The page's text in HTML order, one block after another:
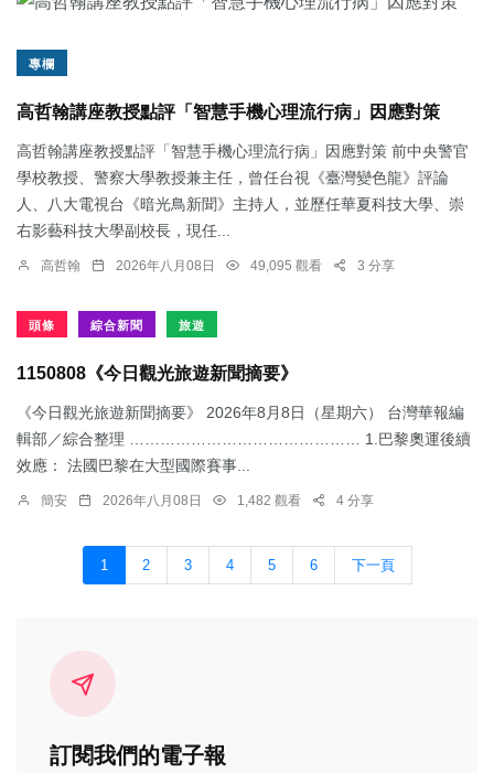
專欄
高哲翰講座教授點評「智慧手機心理流行病」因應對策
高哲翰講座教授點評「智慧手機心理流行病」因應對策 前中央警官
學校教授、警察大學教授兼主任，曾任台視《臺灣變色龍》評論
人、八大電視台《暗光鳥新聞》主持人，並歷任華夏科技大學、崇
右影藝科技大學副校長，現任...
高哲翰 2026年八月08日 49,095 觀看 3 分享
頭條 綜合新聞 旅遊
1150808《今日觀光旅遊新聞摘要》
《今日觀光旅遊新聞摘要》 2026年8月8日（星期六） 台灣華報編
輯部／綜合整理 ……………………………………… 1.​巴黎奧運後續
效應： 法國巴黎在大型國際賽事...
簡安 2026年八月08日 1,482 觀看 4 分享
1 2 3 4 5 6 下一頁
訂閱我們的電子報